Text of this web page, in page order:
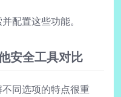
配置这些功能。
安全工具对比
同选项的特点很重